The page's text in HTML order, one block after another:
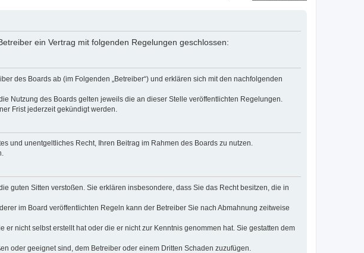
ein Vertrag mit folgenden Regelungen geschlossen:
des Boards ab (im Folgenden „Betreiber“) und erklären sich mit den nachfolgenden
Nutzung des Boards gelten jeweils die an dieser Stelle veröffentlichten Regelungen.
Frist jederzeit gekündigt werden.
und unentgeltliches Recht, Ihren Beitrag im Rahmen des Boards zu nutzen.
guten Sitten verstoßen. Sie erklären insbesondere, dass Sie das Recht besitzen, die in
im Board veröffentlichten Regeln kann der Betreiber Sie nach Abmahnung zeitweise
nicht selbst erstellt hat oder die er nicht zur Kenntnis genommen hat. Sie gestatten dem
oder geeignet sind, dem Betreiber oder einem Dritten Schaden zuzufügen.